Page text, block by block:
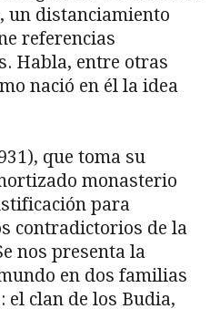
un distanciamiento
referencias
Habla, entre otras
nació en él la idea
que toma su
monasterio
para
contradictorios de la
nos presenta la
en dos familias
el clan de los Budia,